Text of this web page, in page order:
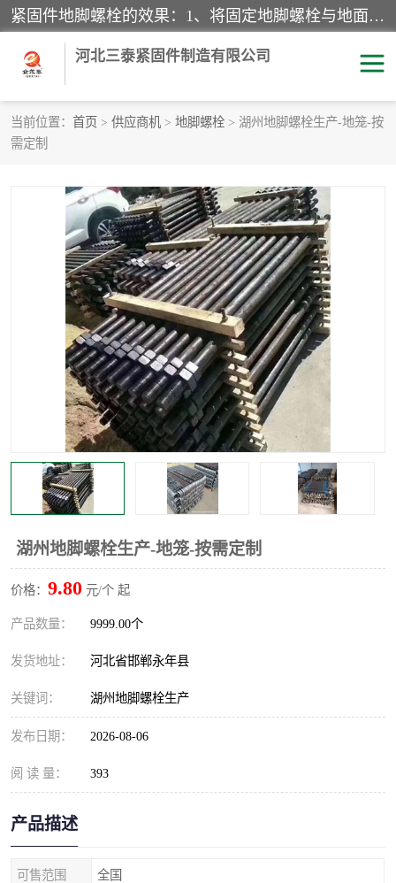
紧固件地脚螺栓的效果：1、将固定地脚螺栓与地面用水泥等物品灌溉在一起，可用来固定较小振荡和冲击的设备。2、活动地脚是一种可拆卸的地脚螺栓，可以固定有激烈振荡和冲击的大型机器设备。3、胀锚地脚螺栓用于固定比较简略且重量轻的设备，辅佐设备长期处于静止状态下。4、粘接地脚螺栓为一种使用广泛且常见的设备，它也是用来固定简略设备的小件。
河北三泰紧固件制造有限公司
当前位置： 首页 > 供应商机 > 地脚螺栓 > 湖州地脚螺栓生产-地笼-按
需定制
湖州地脚螺栓生产-地笼-按需定制
价格： 9.80 元/个 起
产品数量： 9999.00个
发货地址： 河北省邯郸永年县
关键词： 湖州地脚螺栓生产
发布日期： 2026-08-06
阅 读 量： 393
产品描述
可售范围 全国
地脚螺栓
拉杆
悬挑梁拉杆
高强度